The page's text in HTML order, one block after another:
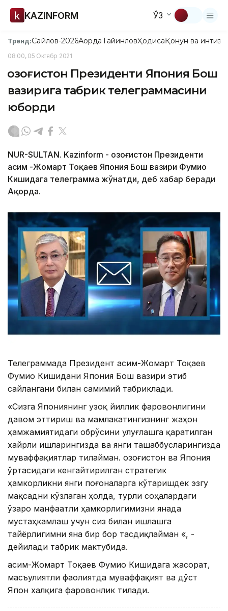
KAZINFORM ЎЗ
Тренд:Сайлов-2026АқордаТайинловҲодисаҚонун ва
08:00, 05 Октябр 2021
Қозоғистон Президенти Япония Бош
вазирига табрик телеграммасини
юборди
NUR-SULTAN. Kazinform - Қозоғистон Президенти
Қасим -Жомарт Тоқаев Япония Бош вазири Фумио
Кишидага телеграмма жўнатди, деб хабар беради
Ақорда.
Телеграммада Президент Қасим-Жомарт Тоқаев
Фумио Кишидани Япония Бош вазири этиб
сайлангани билан самимий табриклади.
«Сизга Япониянинг узоқ йиллик фаровонлигини
давом эттириш ва мамлакатингизнинг жаҳон
ҳамжамиятидаги обрўсини улуғлашга қаратилган
хайрли ишларингизда ва янги ташаббусларингизда
муваффақиятлар тилайман. Қозоғистон ва Япония
ўртасидаги кенгайтирилган стратегик
ҳамкорликни янги поғоналарга кўтаришдек эзгу
мақсадни кўзлаган ҳолда, турли соҳалардаги
ўзаро манфаатли ҳамкорлигимизни янада
мустаҳкамлаш учун сиз билан ишлашга
тайёрлигимни яна бир бор тасдиқлайман «, -
дейилади табрик мактубида.
Қасим-Жомарт Тоқаев Фумио Кишидага жасорат,
масъулиятли фаолиятда муваффақият ва дўст
Япон халқига фаровонлик тилади.